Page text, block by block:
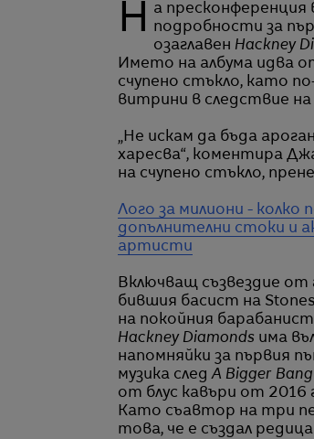
На пресконференция в Hackney Empire в Лондон The Rolling Stones обявиха
подробности за
озаглавен Hackney
Името на албума идва
счупено стъкло, като
витрини в следствие на
„Не искам да бъда
харесва“, коментира
на счупено стъкло,
Лого за милиони -
допълнителни стоки и
артисти
Включващ съзвездие от
бившия басист на
на покойния
Hackney Diamonds има
напомняйки за първия
музика следA Bigger Bang
от блус кавъри от 2016
Като съавтор на три
това, че е създал